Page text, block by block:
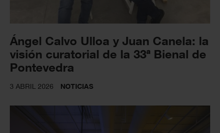
Ángel Calvo Ulloa y Juan Canela: la
visión curatorial de la 33ª Bienal de
Pontevedra
3 ABRIL 2026 NOTICIAS